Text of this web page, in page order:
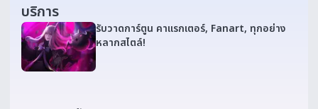
บริการ
รับวาดการ์ตูน คาแรกเตอร์, Fanart, ทุกอย่าง
หลากสไตล์!